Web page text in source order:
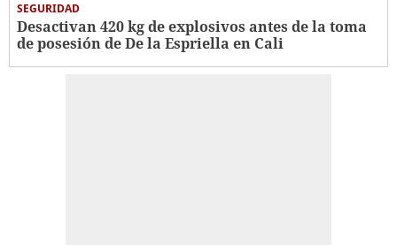
SEGURIDAD
Desactivan 420 kg de explosivos antes de la toma
de posesión de De la Espriella en Cali